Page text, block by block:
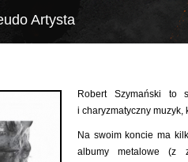
Artysta
Robert Szymański to
i charyzmatyczny muzyk,
Na swoim koncie ma
albumy metalowe (z